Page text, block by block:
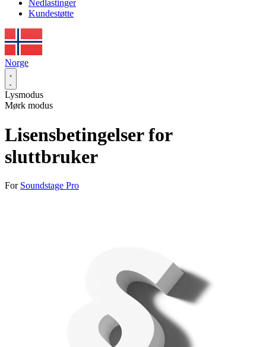
Nedlastinger
Kundestøtte
Norge
Lysmodus
Mørk modus
Lisensbetingelser for
sluttbruker
For Soundstage Pro